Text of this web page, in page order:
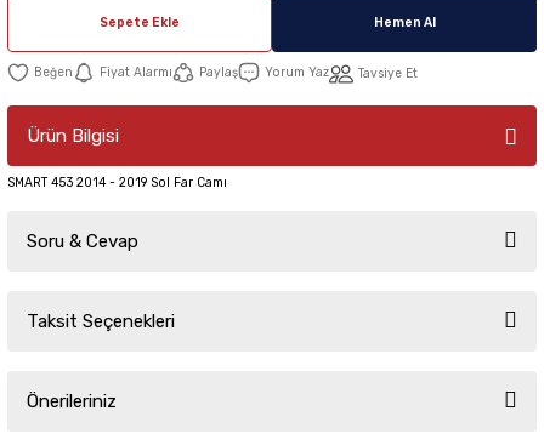
Sepete Ekle Hemen Al
Fiyat Alarmı Paylaş Yorum Yaz Tavsiye Et
Ürün Bilgisi
SMART 453 2014 - 2019 Sol Far Camı
Soru & Cevap
Ürün hakkında henüz soru sorulmamış.
Taksit Seçenekleri
Önerileriniz